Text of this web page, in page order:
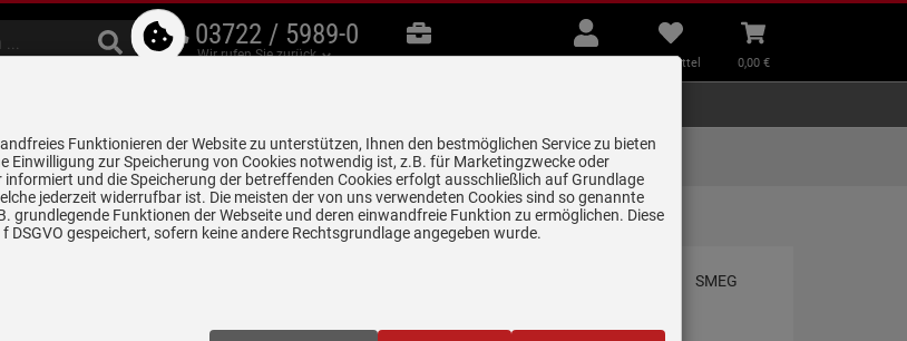
03722 / 5989-0
Wir rufen Sie zurück
B2B
Beratung
Mein
Konto
Merkzettel
aufklappen
Merkzettel
Warenkorb
aufklappen
0,00 €
5 Jahre Garantie auf
alle gekennzeichneten Produkte
Lieferung zum
Wunschtermin
Smeg CJF11CREU Zitruspresse Creme
Funktionieren der Website zu unterstützen, Ihnen den bestmöglichen Service zu bieten
Einwilligung zur Speicherung von Cookies notwendig ist, z.B. für Marketingzwecke oder
und die Speicherung der betreffenden Cookies erfolgt ausschließlich auf Grundlage
jederzeit widerrufbar ist. Die meisten der von uns verwendeten Cookies sind so genannte
grundlegende Funktionen der Webseite und deren einwandfreie Funktion zu ermöglichen. Diese
gespeichert, sofern keine andere Rechtsgrundlage angegeben wurde.